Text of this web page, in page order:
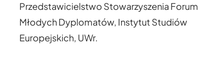
Przedstawicielstwo Stowarzyszenia Forum
Młodych Dyplomatów, Instytut Studiów
Europejskich, UWr.